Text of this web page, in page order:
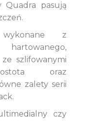
Quadra pasują
z
szlifowanymi
oraz
zalety serii
czy